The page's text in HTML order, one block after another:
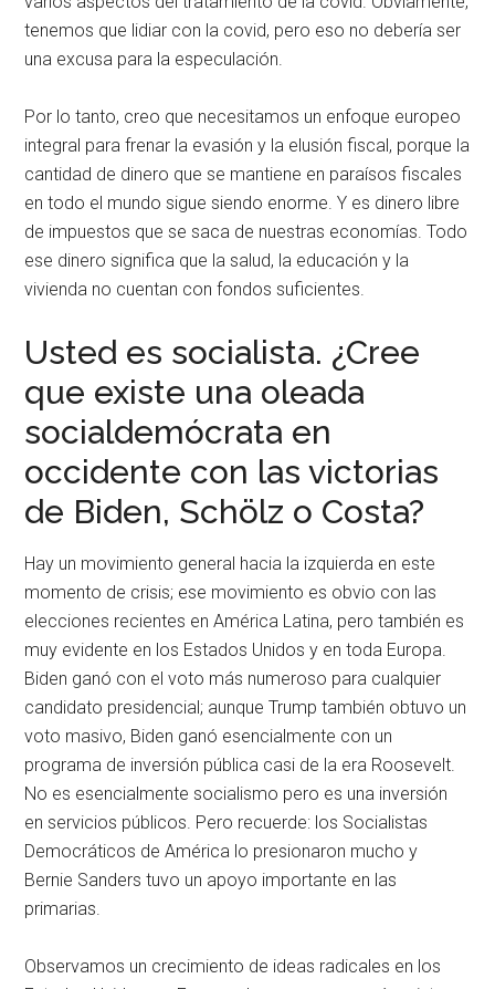
tenemos que lidiar con la covid, pero eso no debería ser
una excusa para la especulación.
Por lo tanto, creo que necesitamos un enfoque europeo
integral para frenar la evasión y la elusión fiscal, porque la
cantidad de dinero que se mantiene en paraísos fiscales
en todo el mundo sigue siendo enorme. Y es dinero libre
de impuestos que se saca de nuestras economías. Todo
ese dinero significa que la salud, la educación y la
vivienda no cuentan con fondos suficientes.
Usted es socialista. ¿Cree
que existe una oleada
socialdemócrata en
occidente con las victorias
de Biden, Schölz o Costa?
Hay un movimiento general hacia la izquierda en este
momento de crisis; ese movimiento es obvio con las
elecciones recientes en América Latina, pero también es
muy evidente en los Estados Unidos y en toda Europa.
Biden ganó con el voto más numeroso para cualquier
candidato presidencial; aunque Trump también obtuvo un
voto masivo, Biden ganó esencialmente con un
programa de inversión pública casi de la era Roosevelt.
No es esencialmente socialismo pero es una inversión
en servicios públicos. Pero recuerde: los Socialistas
Democráticos de América lo presionaron mucho y
Bernie Sanders tuvo un apoyo importante en las
primarias.
Observamos un crecimiento de ideas radicales en los